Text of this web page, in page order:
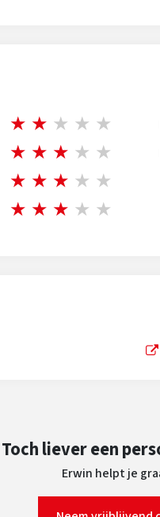
★ ★ ★ ★ ★
★ ★ ★ ★ ★
★ ★ ★ ★ ★
★ ★ ★ ★ ★
Toch liever een
Erwin helpt je